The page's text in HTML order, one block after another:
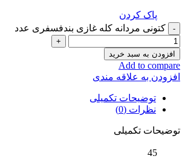
پاک کردن
کتونی مردانه کله غازی بندفسفری عدد
افزودن به سبد خرید
Add to compare
افزودن به علاقه مندی
توضیحات تکمیلی
نظرات (0)
توضیحات تکمیلی
45